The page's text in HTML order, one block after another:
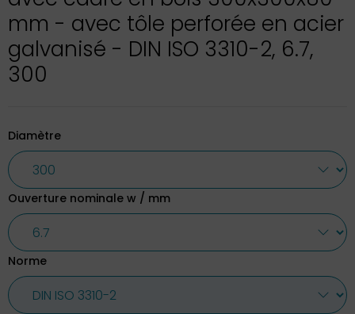
mm - avec tôle perforée en acier
galvanisé - DIN ISO 3310-2, 6.7,
300
Diamètre
Ouverture nominale w / mm
Norme